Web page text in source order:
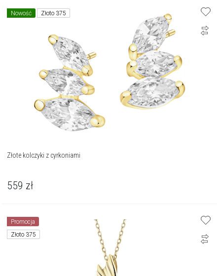
Nowość Złoto 375
Złote kolczyki z cyrkoniami
559 zł
Promocja
Złoto 375